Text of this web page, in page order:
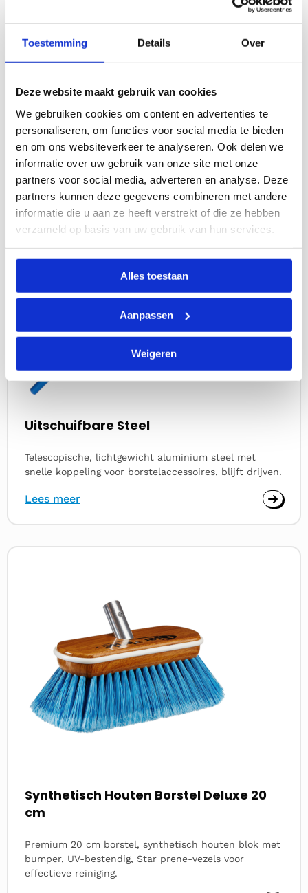
Toestemming Details Over
Deze website maakt gebruik van cookies
We gebruiken cookies om content en advertenties te
personaliseren, om functies voor social media te bieden
en om ons websiteverkeer te analyseren. Ook delen we
informatie over uw gebruik van onze site met onze
partners voor social media, adverteren en analyse. Deze
partners kunnen deze gegevens combineren met andere
informatie die u aan ze heeft verstrekt of die ze hebben
verzameld op basis van uw gebruik van hun services.
Alles toestaan
Aanpassen
Weigeren
Absorberende microvezelmop, krasvrij voor diverse
Lees meer
Uitschuifbare Steel
Telescopische, lichtgewicht aluminium steel met
snelle koppeling voor borstelaccessoires, blijft drijven.
Lees meer
Lees
meer
over
Synthetisch Houten Borstel Deluxe 20
cm
Premium 20 cm borstel, synthetisch houten blok met
bumper, UV-bestendig, Star prene-vezels voor
effectieve reiniging.
Lees